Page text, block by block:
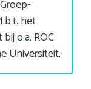
het
o.a. ROC
Universiteit.